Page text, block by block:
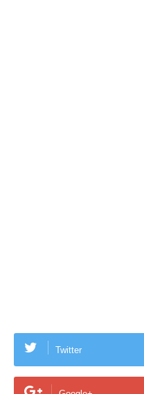
Twitter